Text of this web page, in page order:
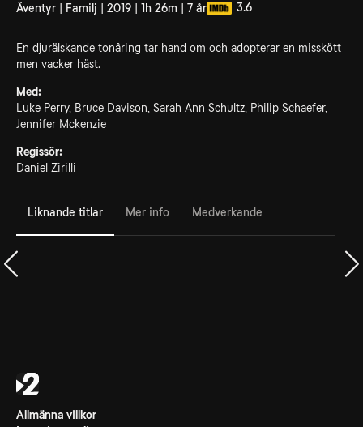
Äventyr | Familj | 2019 | 1h 26m | 7 år 3.6
En djurälskande tonåring tar hand om och adopterar en misskött
men vacker häst.
Med:
Luke Perry, Bruce Davison, Sarah Ann Schultz, Philip Schaefer,
Jennifer Mckenzie
Regissör:
Daniel Zirilli
Liknande titlar Mer info Medverkande
Allmänna villkor